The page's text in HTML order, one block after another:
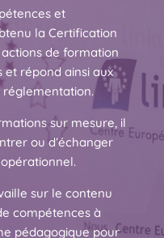
et
la Certification
de formation
répond ainsi aux
sur mesure, il
ou d’échanger
sur le contenu
compétences à
pédagogique pour